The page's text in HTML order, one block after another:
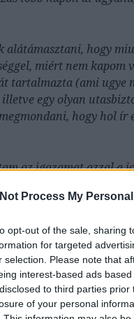
Process My
opt-out of the sale, sharing
for targeted
selection. Please note that
interest-based ads
to third parties
of your personal
hogy
miért nem kapom
tartalmazta (ami ugye
egy olyan
hogy hol ír
az igazamat azzal a
egy hölgy olvasott fel
volna, teljesen másra
áll vissza adni.
alkudozásnak hívni.
az esetet,
hogy ha továbbra sem